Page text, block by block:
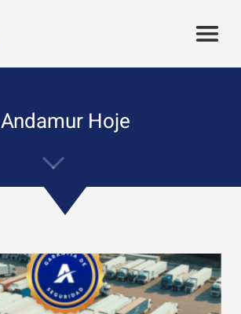
Andamur Hoje